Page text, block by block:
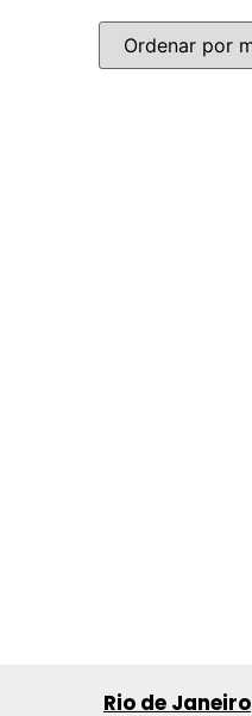
Rio de Janeiro